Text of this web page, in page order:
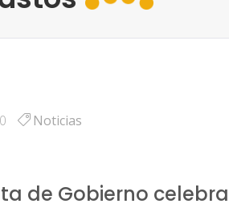
Noticias
de Gobierno